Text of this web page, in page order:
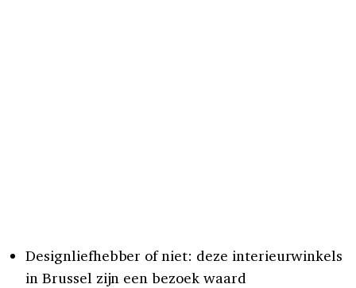
Designliefhebber of niet: deze interieurwinkels
in Brussel zijn een bezoek waard